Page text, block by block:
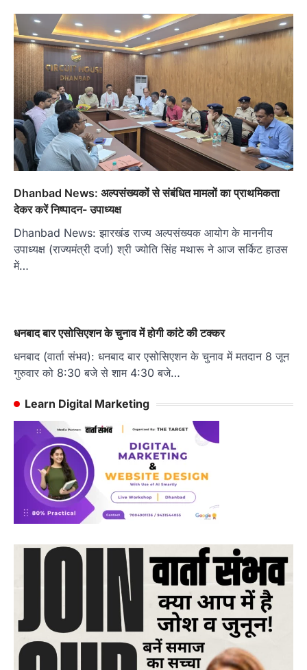
Dhanbad News: अल्पसंख्यकों से संबंधित मामलों का प्राथमिकता
देकर करें निष्पादन- उपाध्यक्ष
Dhanbad News: झारखंड राज्य अल्पसंख्यक आयोग के माननीय
उपाध्यक्ष (राज्यमंत्री दर्जा) श्री ज्योति सिंह मथारू ने आज सर्किट हाउस
में…
धनबाद बार एसोसिएशन के चुनाव में होगी कांटे की टक्कर
धनबाद (वार्ता संभव): धनबाद बार एसोसिएशन के चुनाव में मतदान 8 जून
गुरुवार को 8:30 बजे से शाम 4:30 बजे…
Learn Digital Marketing